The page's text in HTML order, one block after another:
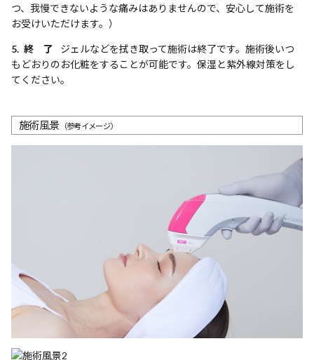
つ、我慢できないような痛みはありませんので、安心して施術を
お受けいただけます。）
5. 終 了
ジェルなどを拭き取って施術は終了です。施術後いつ
もどおりのお化粧をすることが可能です。保湿と紫外線対策をし
てください。
施術風景（参考イメージ）